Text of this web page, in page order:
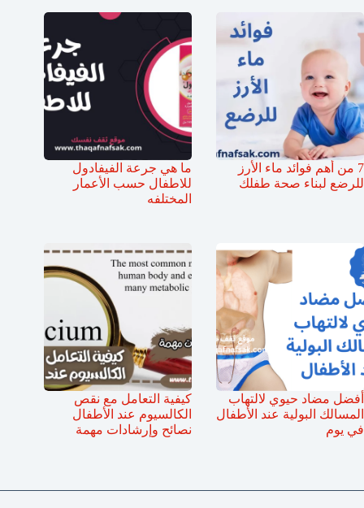
7 من أهم فوائد ماء الأرز
للرضع لبناء صحة طفلك
ما هي جرعة الفيفادول
للاطفال حسب الأعمار
المختلفه
أفضل مضاد حيوي لالتهاب
المسالك البولية عند الأطفال
في يوم
كيفية التعامل مع نقص
الكالسيوم عند الأطفال
نصائح وإرشادات مهمة